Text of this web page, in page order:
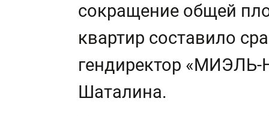
сокращение общей
квартир составило
гендиректор «МИЭЛЬ-
Шаталина.